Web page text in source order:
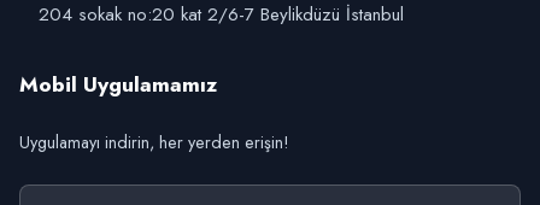
204 sokak no:20 kat 2/6-7 Beylikdüzü İstanbul
Mobil Uygulamamız
Uygulamayı indirin, her yerden erişin!